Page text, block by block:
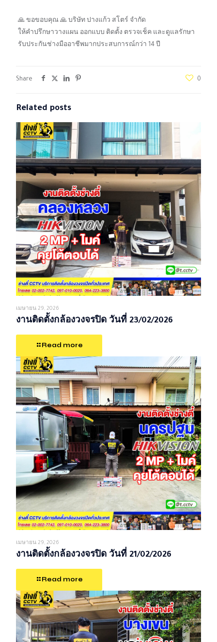
🙏 ขอขอบคุณ 🙏 บริษัท ปางแก้ว สโตร์ จำกัด
ให้คำปรึกษาวางแผน ออกแบบ ติดตั้ง ตรวจเช็ค และดูแลรักษา
รับประกันช่างมืออาชีพมากประสบการณ์กว่า 14 ปี
Share 0
Related posts
เมษายน 29, 2026
งานติดตั้งกล้องวงจรปิด วันที่ 23/02/2026
Read more
เมษายน 29, 2026
งานติดตั้งกล้องวงจรปิด วันที่ 21/02/2026
Read more